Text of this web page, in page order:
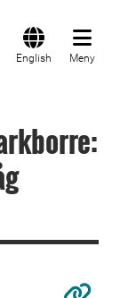
English Meny